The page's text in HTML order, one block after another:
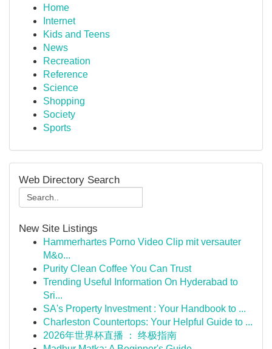
Home
Internet
Kids and Teens
News
Recreation
Reference
Science
Shopping
Society
Sports
Web Directory Search
New Site Listings
Hammerhartes Porno Video Clip mit versauter
M&o...
Purity Clean Coffee You Can Trust
Trending Useful Information On Hyderabad to
Sri...
SA's Property Investment : Your Handbook to ...
Charleston Countertops: Your Helpful Guide to ...
2026年世界杯直播 ： 终极指南